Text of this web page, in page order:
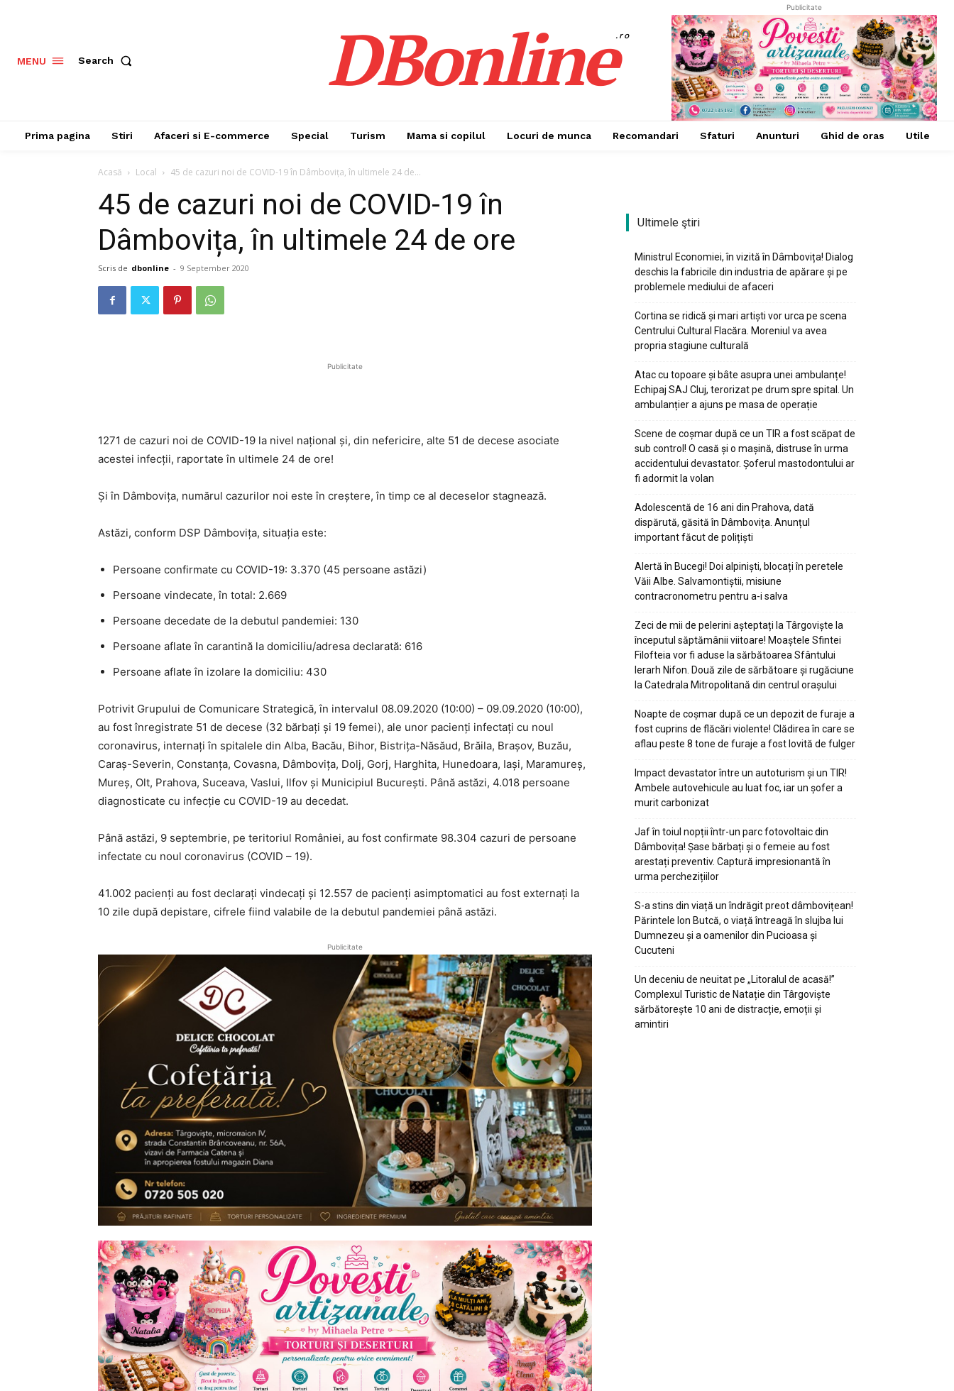
MENU Search DBonline.ro
Publicitate
Prima pagina Stiri Afaceri si E-commerce Special Turism Mama si copilul Locuri de munca Recomandari Sfaturi Anunturi Ghid de oras Utile
Acasă Local 45 de cazuri noi de COVID-19 în Dâmbovița, în ultimele 24 de...
45 de cazuri noi de COVID-19 în
Dâmbovița, în ultimele 24 de ore
Scris de dbonline - 9 September 2020
Publicitate
1271 de cazuri noi de COVID-19 la nivel național și, din nefericire, alte 51 de decese asociate
acestei infecții, raportate în ultimele 24 de ore!
Și în Dâmbovița, numărul cazurilor noi este în creștere, în timp ce al deceselor stagnează.
Astăzi, conform DSP Dâmbovița, situația este:
Persoane confirmate cu COVID-19: 3.370 (45 persoane astăzi)
Persoane vindecate, în total: 2.669
Persoane decedate de la debutul pandemiei: 130
Persoane aflate în carantină la domiciliu/adresa declarată: 616
Persoane aflate în izolare la domiciliu: 430
Potrivit Grupului de Comunicare Strategică, în intervalul 08.09.2020 (10:00) – 09.09.2020 (10:00),
au fost înregistrate 51 de decese (32 bărbați și 19 femei), ale unor pacienți infectați cu noul
coronavirus, internați în spitalele din Alba, Bacău, Bihor, Bistrița-Năsăud, Brăila, Brașov, Buzău,
Caraș-Severin, Constanța, Covasna, Dâmbovița, Dolj, Gorj, Harghita, Hunedoara, Iași, Maramureș,
Mureș, Olt, Prahova, Suceava, Vaslui, Ilfov și Municipiul București. Până astăzi, 4.018 persoane
diagnosticate cu infecție cu COVID-19 au decedat.
Până astăzi, 9 septembrie, pe teritoriul României, au fost confirmate 98.304 cazuri de persoane
infectate cu noul coronavirus (COVID – 19).
41.002 pacienți au fost declarați vindecați și 12.557 de pacienți asimptomatici au fost externați la
10 zile după depistare, cifrele fiind valabile de la debutul pandemiei până astăzi.
Publicitate
Ultimele ştiri
Ministrul Economiei, în vizită în Dâmbovița! Dialog
deschis la fabricile din industria de apărare și pe
problemele mediului de afaceri
Cortina se ridică și mari artiști vor urca pe scena
Centrului Cultural Flacăra. Moreniul va avea
propria stagiune culturală
Atac cu topoare și bâte asupra unei ambulanțe!
Echipaj SAJ Cluj, terorizat pe drum spre spital. Un
ambulanțier a ajuns pe masa de operație
Scene de coșmar după ce un TIR a fost scăpat de
sub control! O casă și o mașină, distruse în urma
accidentului devastator. Șoferul mastodontului ar
fi adormit la volan
Adolescentă de 16 ani din Prahova, dată
dispărută, găsită în Dâmbovița. Anunțul
important făcut de polițiști
Alertă în Bucegi! Doi alpiniști, blocați în peretele
Văii Albe. Salvamontiștii, misiune
contracronometru pentru a-i salva
Zeci de mii de pelerini așteptați la Târgoviște la
începutul săptămânii viitoare! Moaștele Sfintei
Filofteia vor fi aduse la sărbătoarea Sfântului
Ierarh Nifon. Două zile de sărbătoare și rugăciune
la Catedrala Mitropolitană din centrul orașului
Noapte de coșmar după ce un depozit de furaje a
fost cuprins de flăcări violente! Clădirea în care se
aflau peste 8 tone de furaje a fost lovită de fulger
Impact devastator între un autoturism și un TIR!
Ambele autovehicule au luat foc, iar un șofer a
murit carbonizat
Jaf în toiul nopții într-un parc fotovoltaic din
Dâmbovița! Șase bărbați și o femeie au fost
arestați preventiv. Captură impresionantă în
urma perchezițiilor
S-a stins din viață un îndrăgit preot dâmbovițean!
Părintele Ion Butcă, o viață întreagă în slujba lui
Dumnezeu și a oamenilor din Pucioasa și
Cucuteni
Un deceniu de neuitat pe „Litoralul de acasă!”
Complexul Turistic de Natație din Târgoviște
sărbătorește 10 ani de distracție, emoții și
amintiri